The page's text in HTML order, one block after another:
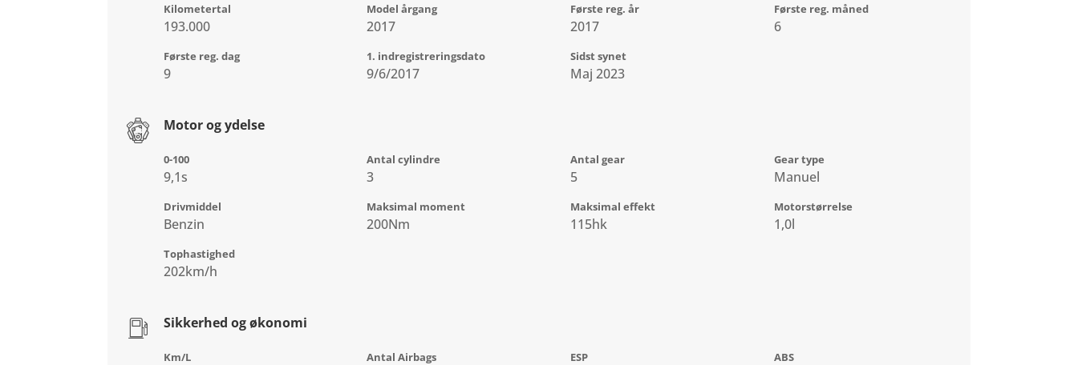
Kilometertal
193.000
Model årgang
2017
Første reg. år
2017
Første reg. måned
6
Første reg. dag
9
1. indregistreringsdato
9/6/2017
Sidst synet
Maj 2023
Motor og ydelse
0-100
9,1s
Antal cylindre
3
Antal gear
5
Gear type
Manuel
Drivmiddel
Benzin
Maksimal moment
200Nm
Maksimal effekt
115hk
Motorstørrelse
1,0l
Tophastighed
202km/h
Sikkerhed og økonomi
Km/L Antal Airbags ESP ABS